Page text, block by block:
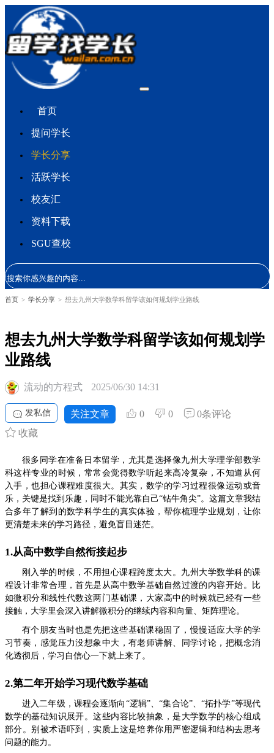
首页
提问学长
学长分享
活跃学长
校友汇
资料下载
SGU查校
首页 > 学长分享 > 想去九州大学数学科留学该如何规划学业路线
想去九州大学数学科留学该如何规划学
业路线
流动的方程式 2025/06/30 14:31
发私信 关注文章 0 0
0条评论
收藏
很多同学在准备日本留学，尤其是选择像九州大学理学部数学
科这样专业的时候，常常会觉得数学听起来高冷复杂，不知道从何
入手，也担心课程难度很大。其实，数学的学习过程很像运动或音
乐，关键是找到乐趣，同时不能光靠自己“钻牛角尖”。这篇文章我结
合多年了解到的数学科学生的真实体验，帮你梳理学业规划，让你
更清楚未来的学习路径，避免盲目迷茫。
1.从高中数学自然衔接起步
刚入学的时候，不用担心课程跨度太大。九州大学数学科的课
程设计非常合理，首先是从高中数学基础自然过渡的内容开始。比
如微积分和线性代数这两门基础课，大家高中的时候就已经有一些
接触，大学里会深入讲解微积分的继续内容和向量、矩阵理论。
有个朋友当时也是先把这些基础课稳固了，慢慢适应大学的学
习节奏，感觉压力没想象中大，有老师讲解、同学讨论，把概念消
化透彻后，学习自信心一下就上来了。
2.第二年开始学习现代数学基础
进入二年级，课程会逐渐向“逻辑”、“集合论”、“拓扑学”等现代
数学的基础知识展开。这些内容比较抽象，是大学数学的核心组成
部分。别被术语吓到，实质上这是培养你用严密逻辑和结构去思考
问题的能力。